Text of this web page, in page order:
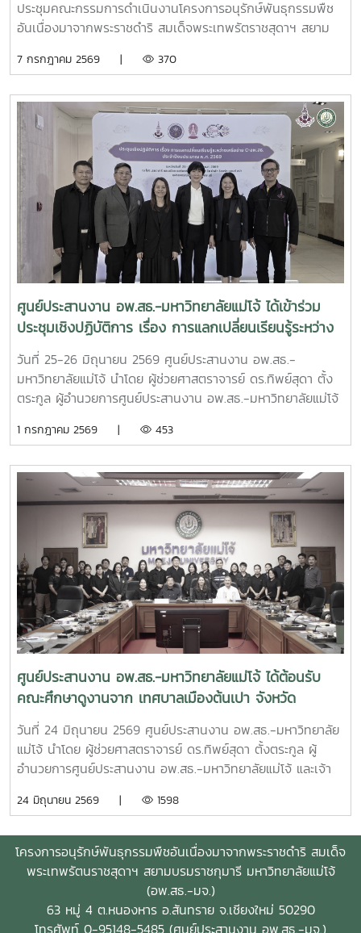
ประชุมคณะกรรมการดำเนินงานโครงการอนุรักษ์พันธุกรรมพืช
อันเนื่องมาจากพระราชดำริ สมเด็จพระเทพรัตราชสุดาฯ สยาม
ณ ห้องประชุมรวงผึ้ง ชั้น 5 อาคารสำนักงานมหาวิทยาลัย
มหาวิทยาลัยแม่โจ้ ประธานคณะกรรมการดำเนินงานฯ เป็น
ประธานการประชุม และได้รับเกียรติจาก นายพรชัย จุฑามาศ รอง
ผู้อำนวยการ อพ.สธ. และ ดร.ปิยรัษฎ์ ปริญญาพงษ์ เจริญทรัพย์
ผู้ช่วยผู้อำนวยการ อพ.สธ./เลขานุการคณะกรรมการ อพ.สธ.เข้า
ร่วมการประชุม โดยมี ผศ.ดร.ทิพย์สุดา ตั้งตระกูล ผู้อำนวยการ
ศูนย์ประสานงาน อพ.สธ.-มหาวิทยาลัยแม่โจ้ และผศ.ดร.เยาวนิตย์
ธาราฉาย รองผู้อำนวยการศูนย์ประสานงาน อพ.สธ.-
มหาวิทยาลัยแม่โจ้ หน้าที่เป็นฝ่ายเลขานุการการประชุม การ
ประชุมครั้งนี้มีคณะกรรมการดำเนินงานโครงการ อพ.สธ.-มจ.
ประกอบด้วย รองอธิการบดี ผู้ช่วยอธิการบดี คณบดี และผู้
อำนวยการสำนักวิจัยและส่งเสริมวิชาการการเกษตร เข้าร่วม
ประชุมรวมทั้งสิ้น 32 ท่าน โดยเข้าร่วม ณ ห้องประชุม จำนวน
28 ท่าน และผ่านระบบประชุมออนไลน์ Zoom Meeting จำนวน
4 ท่าน ซึ่งในการประชุมครั้งนี้มีวาระสำคัญ อาทิเช่น สรุปผลการ
ดำเนินงานการจัดการประชุมวิชาการและนิทรรศการ ครั้งที่ 12
ทรัพยากรไทย : หวนดูทรัพย์สิ่งสินตน สรุปผลการดำเนินงาน
ปีงบประมาณ 2568 - 2569 รวมทั้งการนำเสนอแผนแม่บท
อนุรักษ์พันธุกรรมพืชอันเนื่องมาจากพระราชดำริ สมเด็จพระเทพ
รัตนราชสุดาฯ สยามบรมราชกุมารี สนองพระราชดำริ โดย
มหาวิทยาลัยแม่โจ้ เพื่อใช้เป็นกรอบแนวทางในการขับเคลื่อนการ
ดำเนินงานของมหาวิทยาลัยแม่โจ้ให้เป็นไปตามแนวพระราชดำริ
และนโยบายของโครงการ อพ.สธ. อย่างมีประสิทธิภาพและต่อ
เนื่อง
7 กรกฎาคม 2569 | 370
ศูนย์ประสานงาน อพ.สธ.-มหาวิทยาลัยแม่โจ้ ได้เข้าร่วม
ประชุมเชิงปฏิบัติการ เรื่อง การแลกเปลี่ยนเรียนรู้ระหว่าง
เครือข่าย C-อพ.สธ. ประจำปีงบประมาณ พ.ศ. 2569
วันที่ 25-26 มิถุนายน 2569 ศูนย์ประสานงาน อพ.สธ.-
มหาวิทยาลัยแม่โจ้ นำโดย ผู้ช่วยศาสตราจารย์ ดร.ทิพย์สุดา ตั้ง
ตระกูล ผู้อำนวยการศูนย์ประสานงาน อพ.สธ.-มหาวิทยาลัยแม่โจ้
แพร่ เฉลิมพระเกียรติ ได้เข้าร่วม ประชุมเชิงปฏิบัติการ เรื่อง การ
ปีงบประมาณ พ.ศ. 2569ณ โรงแรมอมารีดอนเมือง แอร์พอร์ต
กรุงเทพมหานคร
1 กรกฎาคม 2569 | 453
ศูนย์ประสานงาน อพ.สธ.-มหาวิทยาลัยแม่โจ้ ได้ต้อนรับ
คณะศึกษาดูงานจาก เทศบาลเมืองต้นเปา จังหวัด
เชียงใหม่
วันที่ 24 มิถุนายน 2569 ศูนย์ประสานงาน อพ.สธ.-มหาวิทยาลัย
แม่โจ้ นำโดย ผู้ช่วยศาสตราจารย์ ดร.ทิพย์สุดา ตั้งตระกูล ผู้
อำนวยการศูนย์ประสานงาน อพ.สธ.-มหาวิทยาลัยแม่โจ้ และเจ้า
คณะศึกษาดูงานจาก เทศบาลเมืองต้นเปา จังหวัดเชียงใหม่ นำ
และนางพยอม สาสกุล ปลัดเทศบาลเมืองต้นเปา พร้อมด้วยเจ้า
หน้าที่เทศบาลเมืองต้นเปา จังหวัดเชียงใหม่ทั้งนี้ มีผู้บริหารและ
เจ้าหน้าที่ เข้าร่วมรวมทั้งสิ้น 30 ท่านณ ห้องประชุมรวงผึ้ง ชั้น 5
อาคารสำนักงานมหาวิทยาลัย มหาวิทยาลัยแม่โจ้
24 มิถุนายน 2569 | 1598
โครงการอนุรักษ์พันธุกรรมพืชอันเนื่องมาจากพระราชดำริ สมเด็จ
พระเทพรัตนราชสุดาฯ สยามบรมราชกุมารี มหาวิทยาลัยแม่โจ้
(อพ.สธ.-มจ.)
63 หมู่ 4 ต.หนองหาร อ.สันทราย จ.เชียงใหม่ 50290